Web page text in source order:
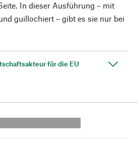
In dieser Ausführung – mit
guillochiert – gibt es sie nur bei
für die EU